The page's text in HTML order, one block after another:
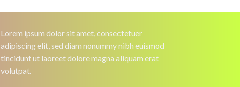
Lorem ipsum dolor sit amet, consectetuer
adipiscing elit, sed diam nonummy nibh euismod
tincidunt ut laoreet dolore magna aliquam erat
volutpat.